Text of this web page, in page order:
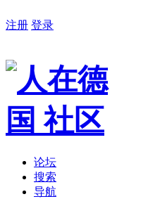
注册 登录
论坛
搜索
导航